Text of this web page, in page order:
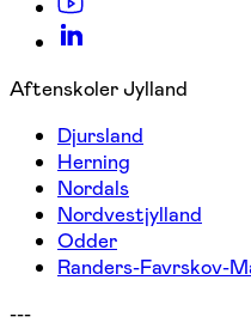
Aftenskoler Jylland
Djursland
Herning
Nordals
Nordvestjylland
Odder
Randers-Favrskov-
---